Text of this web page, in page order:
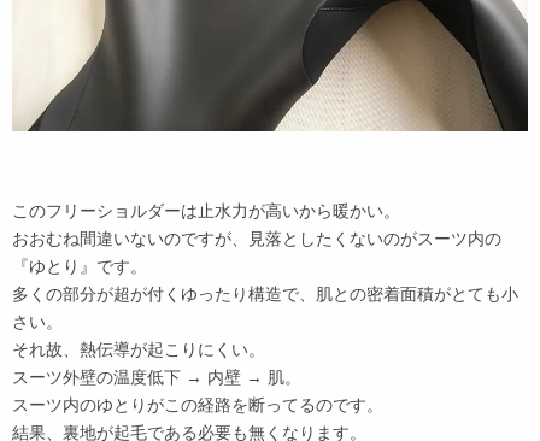
このフリーショルダーは止水力が高いから暖かい。
おおむね間違いないのですが、見落としたくないのがスーツ内の
『ゆとり』です。
多くの部分が超が付くゆったり構造で、肌との密着面積がとても小
さい。
それ故、熱伝導が起こりにくい。
スーツ外壁の温度低下 → 内壁 → 肌。
スーツ内のゆとりがこの経路を断ってるのです。
結果、裏地が起毛である必要も無くなります。